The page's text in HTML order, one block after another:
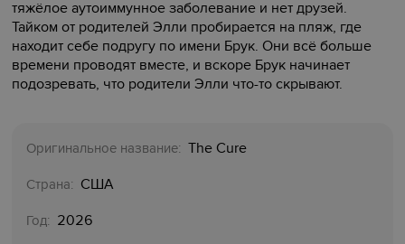
тяжёлое аутоиммунное заболевание и нет друзей.
Тайком от родителей Элли пробирается на пляж, где
находит себе подругу по имени Брук. Они всё больше
времени проводят вместе, и вскоре Брук начинает
подозревать, что родители Элли что-то скрывают.
Оригинальное название: The Cure
Страна: США
Год: 2026